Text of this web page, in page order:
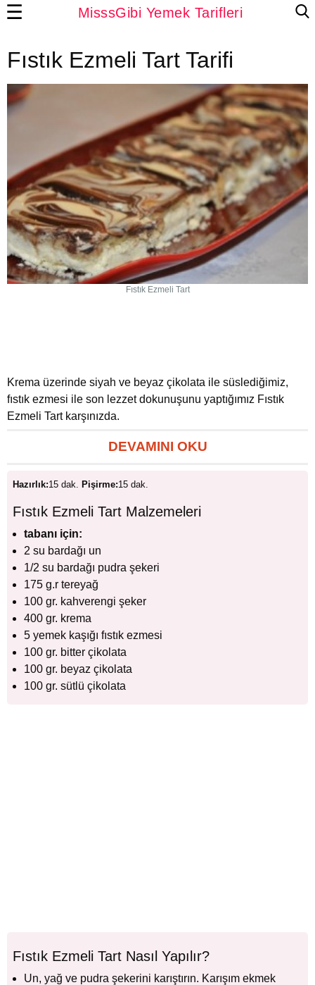
MisssGibi Yemek Tarifleri
☰
Fıstık Ezmeli Tart Tarifi
Fıstık Ezmeli Tart
Krema üzerinde siyah ve beyaz çikolata ile süslediğimiz,
fıstık ezmesi ile son lezzet dokunuşunu yaptığımız Fıstık
Ezmeli Tart karşınızda.
DEVAMINI OKU
Hazırlık:15 dak. Pişirme:15 dak.
Fıstık Ezmeli Tart Malzemeleri
tabanı için:
2 su bardağı un
1/2 su bardağı pudra şekeri
175 g.r tereyağ
100 gr. kahverengi şeker
400 gr. krema
5 yemek kaşığı fıstık ezmesi
100 gr. bitter çikolata
100 gr. beyaz çikolata
100 gr. sütlü çikolata
Fıstık Ezmeli Tart Nasıl Yapılır?
Un, yağ ve pudra şekerini karıştırın. Karışım ekmek